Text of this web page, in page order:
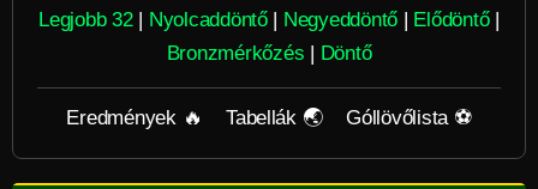
Legjobb 32| Nyolcaddöntő| Negyeddöntő | Elődöntő|
Bronzmérkőzés | Döntő
Eredmények 🔥 Tabellák 🌏 Góllövőlista ⚽